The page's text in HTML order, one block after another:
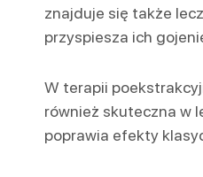
znajduje się także
przyspiesza ich
W terapii
również skuteczna w
poprawia efekty